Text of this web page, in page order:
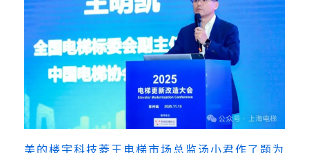
美的楼宇科技菱王电梯市场总监汤小君作了题为